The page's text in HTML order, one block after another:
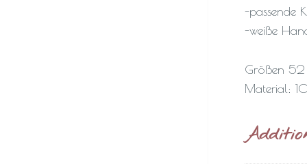
-passende
-weiße
Größen 52
Material: